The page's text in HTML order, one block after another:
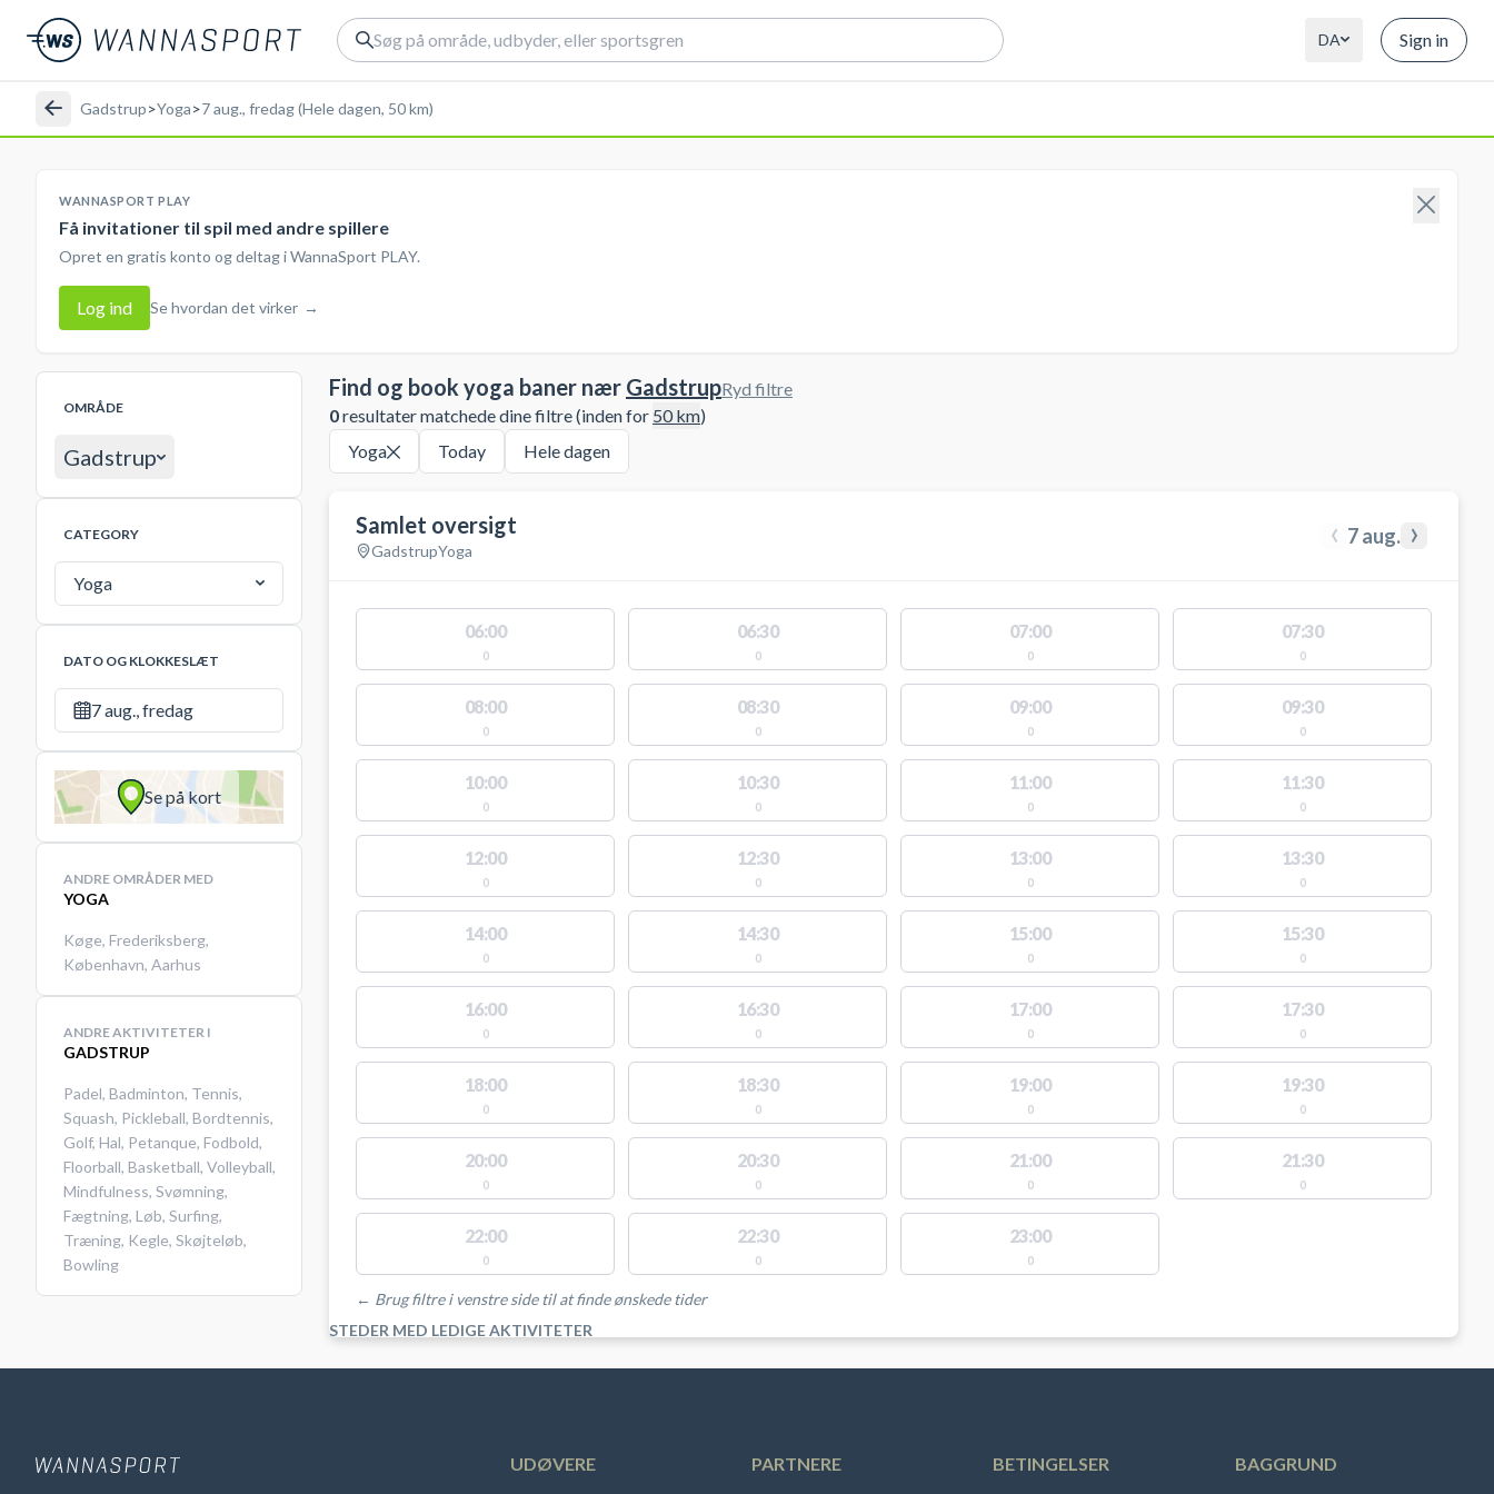
DA Sign in
Gadstrup>Yoga>7 aug., fredag (Hele dagen, 50 km)
WANNASPORT PLAY
Få invitationer til spil med andre spillere
Opret en gratis konto og deltag i WannaSport PLAY.
Log ind Se hvordan det virker →
OMRÅDE
Gadstrup
CATEGORY
Yoga
DATO OG KLOKKESLÆT
7 aug., fredag
Se på kort
ANDRE OMRÅDER MED
YOGA
Køge, Frederiksberg,
København, Aarhus
ANDRE AKTIVITETER I
GADSTRUP
Padel, Badminton, Tennis,
Squash, Pickleball, Bordtennis,
Golf, Hal, Petanque, Fodbold,
Floorball, Basketball, Volleyball,
Mindfulness, Svømning,
Fægtning, Løb, Surfing,
Træning, Kegle, Skøjteløb,
Bowling
Find og book yoga baner nær Gadstrup
0resultater matchede dine filtre (inden for 50km)
Ryd filtre
Yoga Today Hele dagen
Samlet oversigt
GadstrupYoga ‹ 7 aug. ›
06:00
0
06:30
0
07:00
0
07:30
0
08:00
0
08:30
0
09:00
0
09:30
0
10:00
0
10:30
0
11:00
0
11:30
0
12:00
0
12:30
0
13:00
0
13:30
0
14:00
0
14:30
0
15:00
0
15:30
0
16:00
0
16:30
0
17:00
0
17:30
0
18:00
0
18:30
0
19:00
0
19:30
0
20:00
0
20:30
0
21:00
0
21:30
0
22:00
0
22:30
0
23:00
0
← Brug filtre i venstre side til at finde ønskede tider
STEDER MED LEDIGE AKTIVITETER
UDØVERE PARTNERE BETINGELSER BAGGRUND